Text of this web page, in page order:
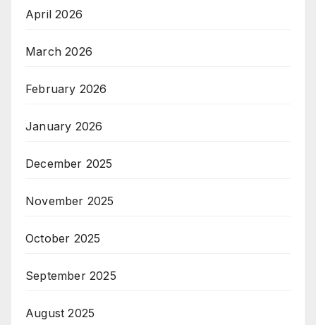
April 2026
March 2026
February 2026
January 2026
December 2025
November 2025
October 2025
September 2025
August 2025